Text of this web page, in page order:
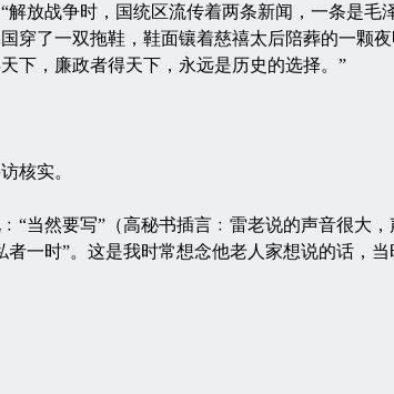
放战争时，国统区流传着两条新闻，一条是毛
穿了一双拖鞋，鞋面镶着慈禧太后陪葬的一颗
下，廉政者得天下，永远是历史的选择。”
核实。
然要写”（高秘书插言﹕雷老说的声音很大，
一时”。这是我时常想念他老人家想说的话，当